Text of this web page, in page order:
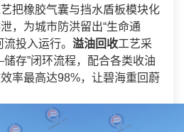
把橡胶气囊与挡水盾板模块化
，为城市防洪留出“生命通
投入运行。 溢油回收工艺采
存”闭环流程，配合各类收油
率最高达98%，让碧海重回蔚